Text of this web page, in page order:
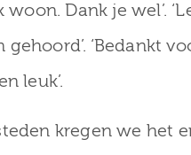
Dank je wel’.
‘Bedankt
leuk’.
kregen we het